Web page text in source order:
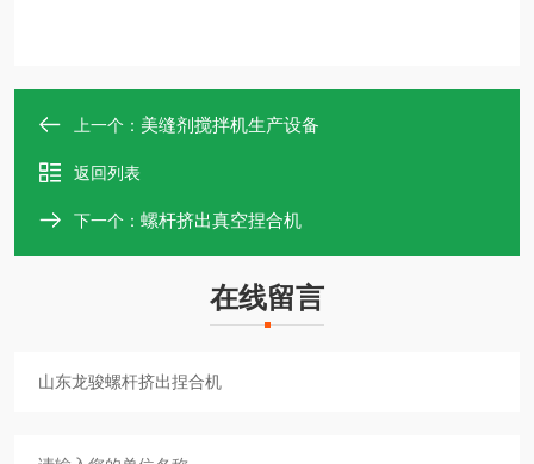
上一个： 美缝剂搅拌机生产设备
返回列表
下一个： 螺杆挤出真空捏合机
在线留言